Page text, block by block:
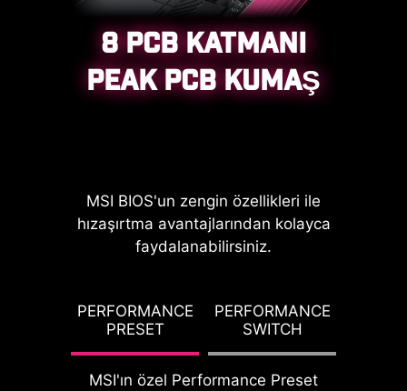
8 PCB KATMANI
PEAK PCB KUMAŞ
MSI BIOS'un zengin özellikleri ile
hızaşırtma avantajlarından kolayca
faydalanabilirsiniz.
PERFORMANCE
PRESET
PERFORMANCE
SWITCH
MSI'ın özel Performance Preset
CPU / PWM IC
DDR memory Slotları